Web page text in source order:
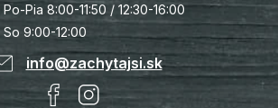
Po-Pia 8:00-11:50 / 12:30-16:00
So 9:00-12:00
info@zachytajsi.sk